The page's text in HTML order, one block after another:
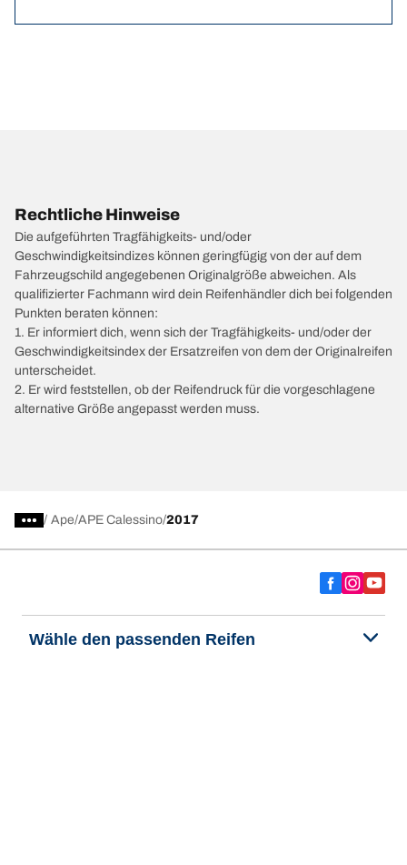
Rechtliche Hinweise
Die aufgeführten Tragfähigkeits- und/oder
Geschwindigkeitsindizes können geringfügig von der auf dem
Fahrzeugschild angegebenen Originalgröße abweichen. Als
qualifizierter Fachmann wird dein Reifenhändler dich bei folgenden
Punkten beraten können:
1. Er informiert dich, wenn sich der Tragfähigkeits- und/oder der
Geschwindigkeitsindex der Ersatzreifen von dem der Originalreifen
unterscheidet.
2. Er wird feststellen, ob der Reifendruck für die vorgeschlagene
alternative Größe angepasst werden muss.
/ Ape APE Calessino 2017
Wähle den passenden Reifen